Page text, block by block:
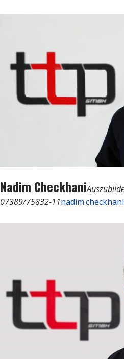
Nadim Checkhani
07389/75832-11